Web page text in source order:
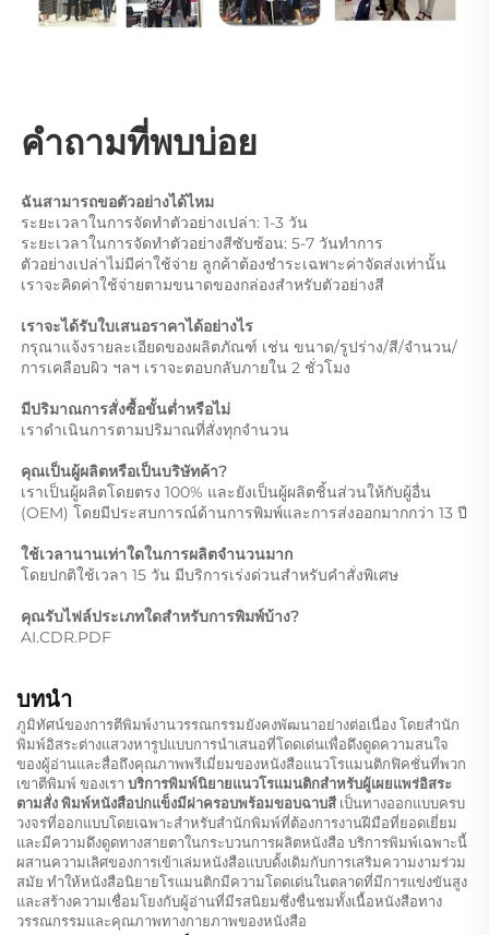
คำถามที่พบบ่อย
ฉันสามารถขอตัวอย่างได้ไหม
ระยะเวลาในการจัดทำตัวอย่างเปล่า: 1-3 วัน
ระยะเวลาในการจัดทำตัวอย่างสีซับซ้อน: 5-7 วันทำการ
ตัวอย่างเปล่าไม่มีค่าใช้จ่าย ลูกค้าต้องชำระเฉพาะค่าจัดส่งเท่านั้น
เราจะคิดค่าใช้จ่ายตามขนาดของกล่องสำหรับตัวอย่างสี
เราจะได้รับใบเสนอราคาได้อย่างไร
กรุณาแจ้งรายละเอียดของผลิตภัณฑ์ เช่น ขนาด/รูปร่าง/สี/จำนวน/
การเคลือบผิว ฯลฯ เราจะตอบกลับภายใน 2 ชั่วโมง
มีปริมาณการสั่งซื้อขั้นต่ำหรือไม่
เราดำเนินการตามปริมาณที่สั่งทุกจำนวน
คุณเป็นผู้ผลิตหรือเป็นบริษัทค้า?
เราเป็นผู้ผลิตโดยตรง 100% และยังเป็นผู้ผลิตชิ้นส่วนให้กับผู้อื่น
ใช้เวลานานเท่าใดในการผลิตจำนวนมาก
โดยปกติใช้เวลา 15 วัน มีบริการเร่งด่วนสำหรับคำสั่งพิเศษ
คุณรับไฟล์ประเภทใดสำหรับการพิมพ์บ้าง?
AI.CDR.PDF
บทนำ
ภูมิทัศน์ของการตีพิมพ์งานวรรณกรรมยังคงพัฒนาอย่างต่อเนื่อง โดยสำนัก
พิมพ์อิสระต่างแสวงหารูปแบบการนำเสนอที่โดดเด่นเพื่อดึงดูดความสนใจ
ของผู้อ่านและสื่อถึงคุณภาพพรีเมี่ยมของหนังสือแนวโรแมนติกฟิคชั่นที่พวก
เขาตีพิมพ์ ของเรา บริการพิมพ์นิยายแนวโรแมนติกสำหรับผู้เผยแพร่อิสระ
ตามสั่ง พิมพ์หนังสือปกแข็งมีฝาครอบพร้อมขอบฉาบสี เป็นทางออกแบบครบ
วงจรที่ออกแบบโดยเฉพาะสำหรับสำนักพิมพ์ที่ต้องการงานฝีมือที่ยอดเยี่ยม
และมีความดึงดูดทางสายตาในกระบวนการผลิตหนังสือ บริการพิมพ์เฉพาะนี้
ผสานความเลิศของการเข้าเล่มหนังสือแบบดั้งเดิมกับการเสริมความงามร่วม
สมัย ทำให้หนังสือนิยายโรแมนติกมีความโดดเด่นในตลาดที่มีการแข่งขันสูง
และสร้างความเชื่อมโยงกับผู้อ่านที่มีรสนิยมซึ่งชื่นชมทั้งเนื้อหนังสือทาง
วรรณกรรมและคุณภาพทางกายภาพของหนังสือ